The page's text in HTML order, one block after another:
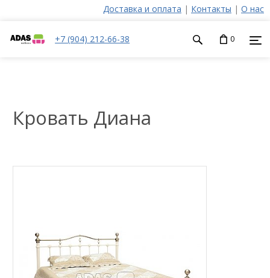
Доставка и оплата | Контакты | О нас
+7 (904) 212-66-38 0
Кровать Диана